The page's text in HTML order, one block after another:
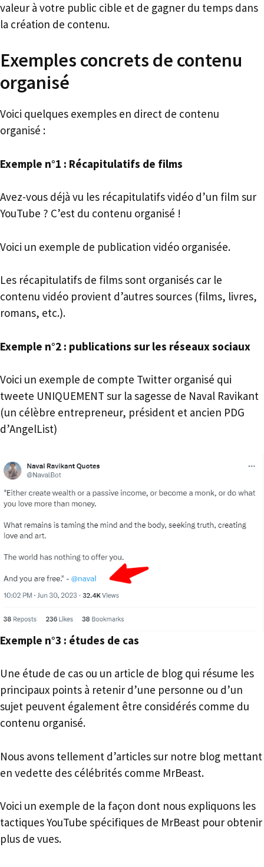
valeur à votre public cible et de gagner du temps dans
la création de contenu.
Exemples concrets de contenu
organisé
Voici quelques exemples en direct de contenu
organisé :
Exemple n°1 : Récapitulatifs de films
Avez-vous déjà vu les récapitulatifs vidéo d’un film sur
YouTube ? C’est du contenu organisé !
Voici un exemple de publication vidéo organisée.
Les récapitulatifs de films sont organisés car le
contenu vidéo provient d’autres sources (films, livres,
romans, etc.).
Exemple n°2 : publications sur les réseaux sociaux
Voici un exemple de compte Twitter organisé qui
tweete UNIQUEMENT sur la sagesse de Naval Ravikant
(un célèbre entrepreneur, président et ancien PDG
d’AngelList)
Exemple n°3 : études de cas
Une étude de cas ou un article de blog qui résume les
principaux points à retenir d’une personne ou d’un
sujet peuvent également être considérés comme du
contenu organisé.
Nous avons tellement d’articles sur notre blog mettant
en vedette des célébrités comme MrBeast.
Voici un exemple de la façon dont nous expliquons les
tactiques YouTube spécifiques de MrBeast pour obtenir
plus de vues.